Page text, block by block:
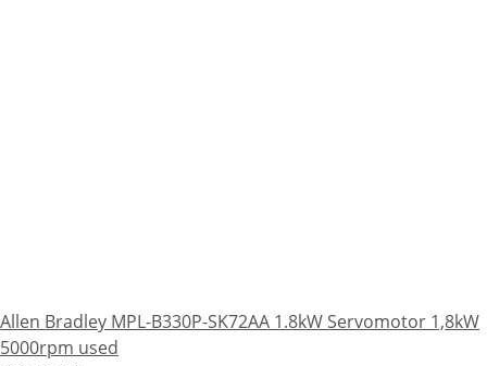
Allen Bradley MPL-B330P-SK72AA 1.8kW Servomotor 1,8kW
5000rpm used